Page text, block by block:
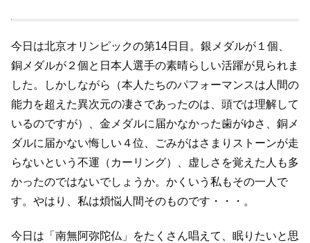
今日は北京オリンピックの第14日目。銀メダルが１個、
銅メダルが２個と日本人選手の素晴らしい活躍が見られま
した。しかしながら（本人たちのパフォーマンスは人間の
能力を超えた異次元の凄さであったのは、頭では理解して
いるのですが）、金メダルに届かなかった歯がゆさ、銅メ
ダルに届かない悔しい４位、ごみがはさまりストーンが走
らないという不運（カーリング）、虚しさを覚えた人も多
かったのではないでしょうか。かくいう私もその一人で
す。やはり、私は煩悩人間そのものです・・・。
今日は「南無阿弥陀仏」をたくさん唱えて、眠りたいと思